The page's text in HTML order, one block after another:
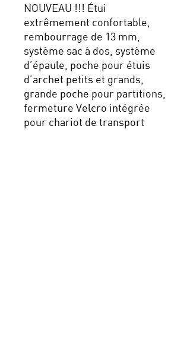
NOUVEAU !!! Étui
extrêmement confortable,
rembourrage de 13 mm,
système sac à dos, système
d’épaule, poche pour étuis
d’archet petits et grands,
grande poche pour partitions,
fermeture Velcro intégrée
pour chariot de transport